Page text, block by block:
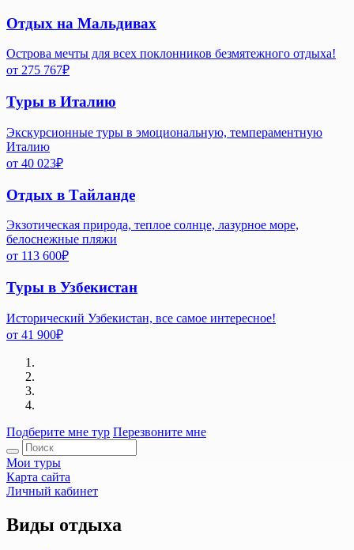
Отдых на Мальдивах
Острова мечты для всех поклонников безмятежного отдыха!
от 275 767₽
Туры в Италию
Экскурсионные туры в эмоциональную, темпераментную
Италию
от 40 023₽
Отдых в Тайланде
Экзотическая природа, теплое солнце, лазурное море,
белоснежные пляжи
от 113 600₽
Туры в Узбекистан
Исторический Узбекистан, все самое интересное!
от 41 900₽
Подберите мне тур Перезвоните мне
Мои туры
Карта сайта
Личный кабинет
Виды отдыха